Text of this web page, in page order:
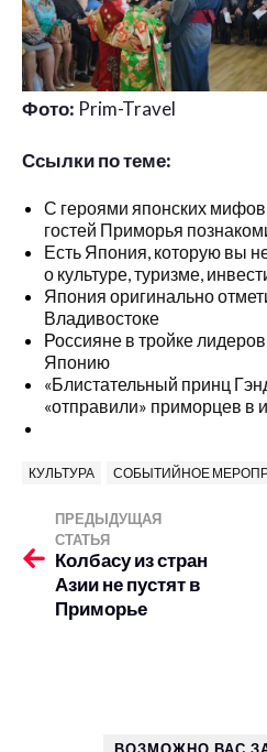
Фото: Prim-Travel
Ссылки по теме:
С героями японских мифов
гостей Приморья
Есть Япония, которую вы
о культуре, туризме,
Япония оригинально
Владивостоке
Россияне в тройке
Японию
«Блистательный принц
«отправили» приморцев в
КУЛЬТУРА СОБЫТИЙНОЕ
ПРЕДЫДУЩАЯ
СТАТЬЯ
Колбасу из стран
Азии не пустят в
Приморье
ВОЗМОЖНО ВАС